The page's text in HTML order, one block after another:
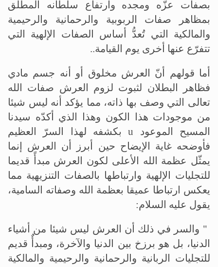
بصفات عزّه ومجده وارتفاع سلطانه المطلق
بمظاهر صفات الربوبية والرحمانية والرحيمية
والمالكية التي تُعدُّ أساس الصفات الإلهية التي
تتفرّع عنها أخرى يوم القيامة..
أما قولهم أنّ العرش مخلوق أو أنه جسم مادي
فظاهر البطلان لثبوت لزوم العرش صفات الله
تعالى التي وصف بها ذاته، مما يؤكد أنه ليس شيئا
من موجودات هذا الكون وهذا الذي أكدّه سيدنا
المسيح الموعود
u
بكشفه لهذا السرّ العظيم
فأوضحه غاية الإيضاح حين أبرز أن العرش إنما
يمثّل عظمة الله الأعلى لكون العرش مبدأً قديما
للتجليات الإلهية وارتباطها بالصفات التنزيهية مما
يعكس ارتباطا عميقا بعظمة الله وصفاته السامية،
يقول عليه السلام:
" والسر في ذلك أن العرش ليس شيئا من أشياء
الدنيا، بل هو برزخ بين الدنيا والآخرة، ومبدأٌ قديم
للتجليات الربانية والرحمانية والرحيمية والمالكية